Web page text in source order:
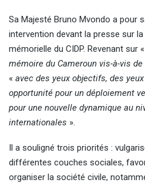
Sa Majesté Bruno Mvondo a pour
intervention devant la presse sur
mémorielle du CIDP. Revenant sur «
mémoire du Cameroun vis-à-vis
« avec des yeux objectifs, des
opportunité pour un déploiement
pour une nouvelle dynamique au
internationales ».
Il a souligné trois priorités :
différentes couches sociales,
organiser la société civile,